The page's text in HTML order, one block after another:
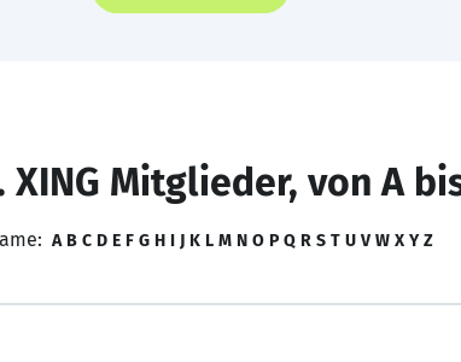
XING Mitglieder, von A
A B C D E F G H I J K L M N O P Q R S T U V W X Y Z